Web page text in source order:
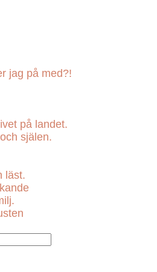
jag på med?!
på landet.
själen.
läst.